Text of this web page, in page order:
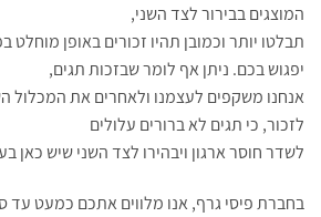
המוצגים בבירור לצד השני,
תבלטו יותר וכמובן תהיו זכורים באופן
יפגוש בכם. ניתן אף לומר שבזכות תגים,
אנחנו משקפים לעצמנו ולאחרים את המכלול
לזכור, כי תגים לא ברורים עלולים
לשדר חוסר ארגון ויבהירו לצד השני שיש כאן
בחברת פיסי גרף, אנו מלווים אתכם כמעט